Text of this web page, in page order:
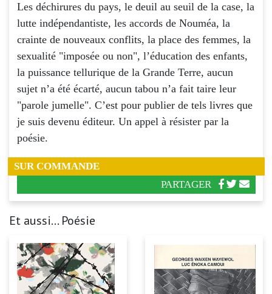
Les déchirures du pays, le deuil au seuil de la case, la
lutte indépendantiste, les accords de Nouméa, la
crainte de nouveaux conflits, la place des femmes, la
sexualité "imposée ou non", l’éducation des enfants,
la puissance tellurique de la Grande Terre, aucun
sujet n’a été écarté, aucun tabou n’a fait taire leur
"parole jumelle". C’est pour publier de tels livres que
je suis devenu éditeur. Un appel à résister par la
poésie.
SUR COMMANDE
PARTAGER
Et aussi... Poésie